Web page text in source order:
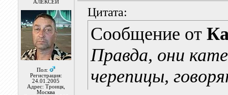
АЛЕКСЕЙ
Пол:
Регистрация:
24.01.2005
Адрес: Троицк,
Москва
Цитата:
Сообщение от
Правда, они
черепицы,